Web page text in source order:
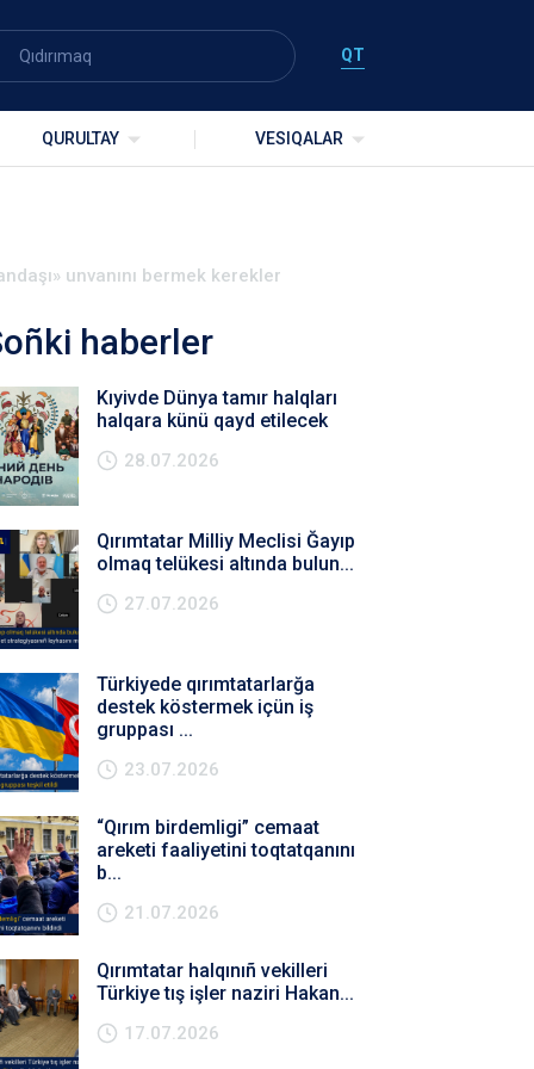
QT
QURULTAY VESIQALAR
unvanını bermek kerekler
haberler
Kıyivde Dünya tamır halqları
halqara künü qayd etilecek
28.07.2026
Qırımtatar Milliy Meclisi Ğayıp
olmaq telükesi altında bulun...
27.07.2026
Türkiyede qırımtatarlarğa
destek köstermek içün iş
gruppası ...
23.07.2026
“Qırım birdemligi” cemaat
areketi faaliyetini toqtatqanını
b...
21.07.2026
Qırımtatar halqınıñ vekilleri
Türkiye tış işler naziri Hakan...
17.07.2026